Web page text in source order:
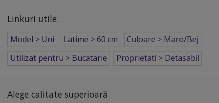
Linkuri utile:
Model > Uni Latime > 60 cm
Culoare > Maro/Bej
Utilizat pentru > Bucatarie
Proprietati > Detasabil
Alege calitate superioară